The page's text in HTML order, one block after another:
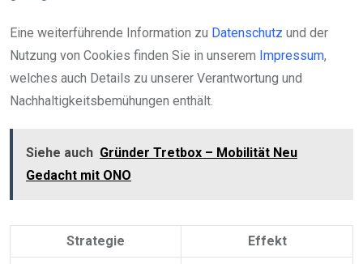
Eine weiterführende Information zu Datenschutz und der
Nutzung von Cookies finden Sie in unserem Impressum,
welches auch Details zu unserer Verantwortung und
Nachhaltigkeitsbemühungen enthält.
Siehe auch Gründer Tretbox – Mobilität Neu
Gedacht mit ONO
Strategie Effekt